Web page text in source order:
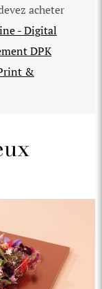
acheter
- Digital
DPK
&